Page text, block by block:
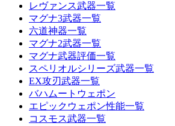
レヴァンス武器一覧
マグナ3武器一覧
六道神器一覧
マグナ2武器一覧
マグナ武器評価一覧
スペリオルシリーズ武器一覧
EX攻刃武器一覧
バハムートウェポン
エピックウェポン性能一覧
コスモス武器一覧